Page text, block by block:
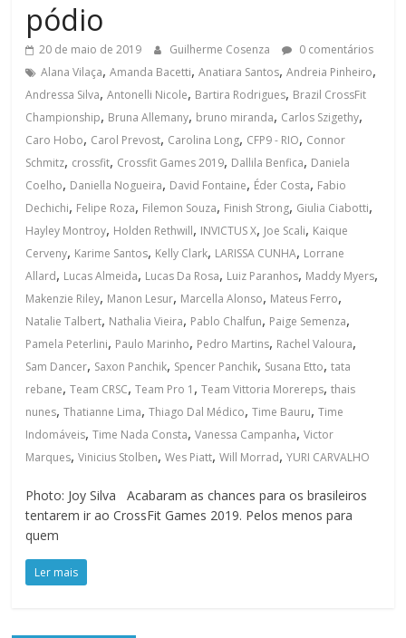
pódio
20 de maio de 2019 Guilherme Cosenza
0 comentários
Alana Vilaça,Amanda Bacetti,Anatiara Santos,Andreia Pinheiro,
Andressa Silva,Antonelli Nicole, Bartira Rodrigues, Brazil CrossFit
Championship, Bruna Allemany, bruno miranda, Carlos Szigethy,
Caro Hobo, Carol Prevost, Carolina Long, CFP9 - RIO, Connor
Schmitz, crossfit, Crossfit Games 2019, Dallila Benfica, Daniela
Coelho, Daniella Nogueira, David Fontaine, Éder Costa, Fabio
Dechichi, Felipe Roza, Filemon Souza, Finish Strong, Giulia Ciabotti,
Hayley Montroy, Holden Rethwill, INVICTUS X, Joe Scali, Kaique
Cerveny, Karime Santos, Kelly Clark, LARISSA CUNHA, Lorrane
Allard, Lucas Almeida, Lucas Da Rosa, Luiz Paranhos, Maddy Myers,
Makenzie Riley, Manon Lesur, Marcella Alonso, Mateus Ferro,
Natalie Talbert, Nathalia Vieira, Pablo Chalfun, Paige Semenza,
Pamela Peterlini, Paulo Marinho, Pedro Martins, Rachel Valoura,
Sam Dancer, Saxon Panchik, Spencer Panchik, Susana Etto,tata
rebane,Team CRSC,Team Pro 1 ,Team Vittoria Morereps,thais
nunes,Thatianne Lima,Thiago Dal Médico,Time Bauru,Time
Indomáveis,Time Nada Consta,Vanessa Campanha,Victor
Marques,Vinicius Stolben,Wes Piatt,Will Morrad,YURI CARVALHO
Photo: Joy Silva Acabaram as chances para os brasileiros
tentarem ir ao CrossFit Games 2019. Pelos menos para
quem
Ler mais